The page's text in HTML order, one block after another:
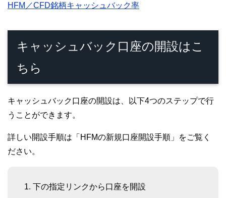
HFM／CFD銘柄キャッシュバック率
キャッシュバック口座の開設はこ
ちら
キャッシュバック口座の開設は、以下4つのステップで行
うことができます。
詳しい開設手順は「HFMの新規口座開設手順」をご覧く
ださい。
下の指定リンクから口座を開設